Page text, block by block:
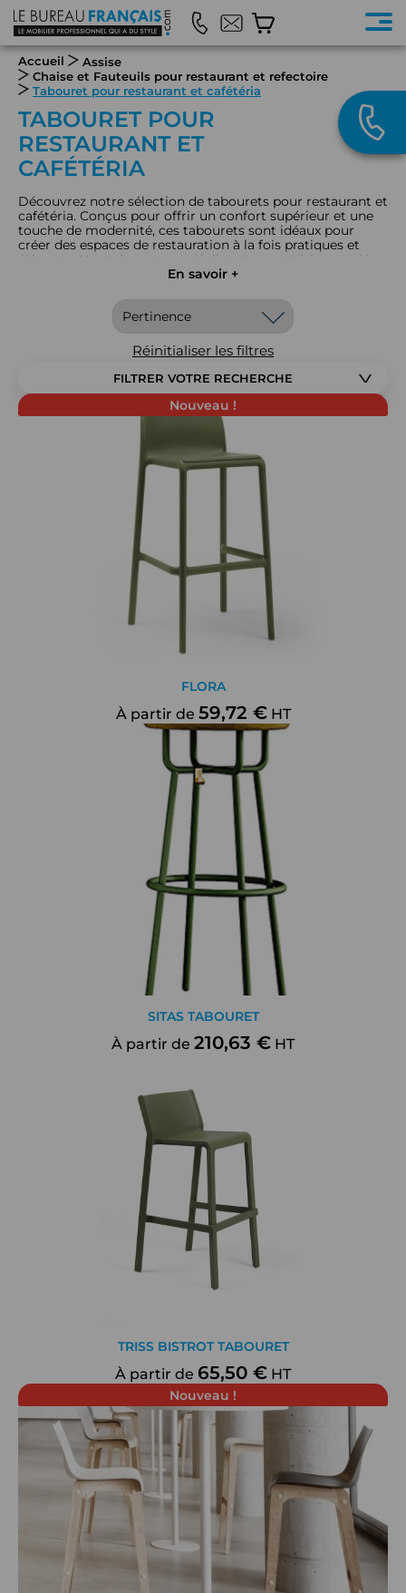
Accueil
Assise
Chaise et Fauteuils pour restaurant et refectoire
Tabouret pour restaurant et cafétéria
TABOURET POUR
RESTAURANT ET
CAFÉTÉRIA
Découvrez notre sélection de tabourets pour restaurant et
cafétéria. Conçus pour offrir un confort supérieur et une
touche de modernité, ces tabourets sont idéaux pour
créer des espaces de restauration à la fois pratiques et
élégants. Nos tabourets se déclinent en matériaux variés
comme tissus, polypropylène et simili cuir, chacun offrant
design moderne et leur structure solide, ils sont faits pour
durer tout en ajoutant une note chic à votre décor. Que ce
soit pour bars, comptoirs, tables hautes, cafétérias ou
restaurants, nos tabourets combinent fonctionnalité et
esthétique. Optez pour les tabourets de Le Bureau
Français pour un espace de restauration raffiné et
fonctionnel.
En savoir +
Réinitialiser les filtres
FILTRER VOTRE RECHERCHE
Nouveau !
FLORA
À partir de 59,72 €HT
SITAS TABOURET
À partir de 210,63 € HT
TRISS BISTROT TABOURET
À partir de 65,50 € HT
Nouveau !